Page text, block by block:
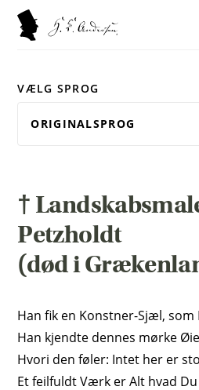
VÆLG SPROG
†
Petzholdt
(død i
Han fik en Konstner-Sjæl, som
Han kjendte dennes mørke
Hvori den føler: Intet her er
Et feilfuldt Værk er Alt hvad